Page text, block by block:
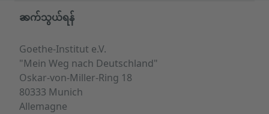
Service- und Informationsbereich
ဆက်သွယ်ရန်
Goethe-Institut e.V.
"Mein Weg nach Deutschland"
Oskar-von-Miller-Ring 18
80333 Munich
Allemagne